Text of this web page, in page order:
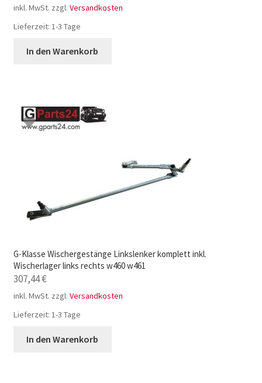
inkl. MwSt. zzgl. Versandkosten
Lieferzeit: 1-3 Tage
In den Warenkorb
G-Klasse Wischergestänge Linkslenker komplett inkl.
Wischerlager links rechts w460 w461
307,44€
inkl. MwSt. zzgl. Versandkosten
Lieferzeit: 1-3 Tage
In den Warenkorb